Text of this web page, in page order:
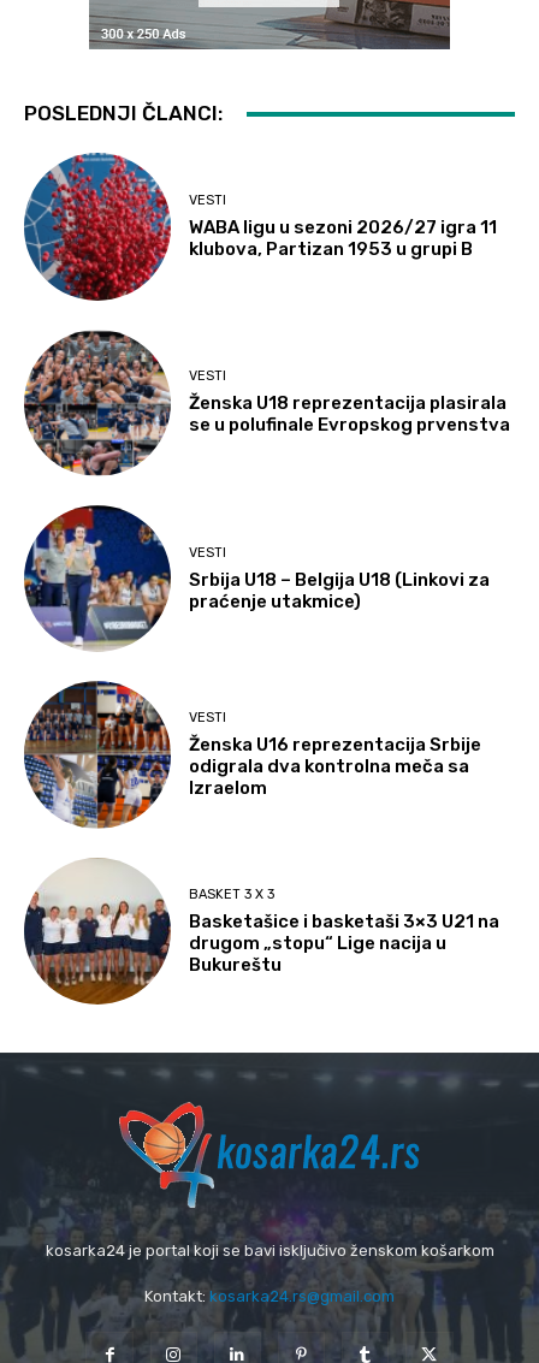
POSLEDNJI ČLANCI:
VESTI
WABA ligu u sezoni 2026/27 igra 11
klubova, Partizan 1953 u grupi B
VESTI
Ženska U18 reprezentacija plasirala
se u polufinale Evropskog prvenstva
VESTI
Srbija U18 – Belgija U18 (Linkovi za
praćenje utakmice)
VESTI
Ženska U16 reprezentacija Srbije
odigrala dva kontrolna meča sa
Izraelom
BASKET 3 X 3
Basketašice i basketaši 3×3 U21 na
drugom „stopu“ Lige nacija u
Bukureštu
kosarka24 je portal koji se bavi isključivo ženskom košarkom
Kontakt: kosarka24.rs@gmail.com